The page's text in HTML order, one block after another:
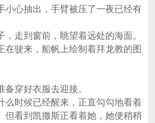
心抽出，手臂被压了一夜已经有
走到窗前，眺望着远处的海面。
驶来，船帆上绘制着拜龙教的图
穿好衣服去迎接。
时候已经醒来，正直勾勾地看着
但看到凯撒斯正看着她，她便稍稍